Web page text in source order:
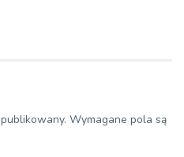
Wymagane pola są